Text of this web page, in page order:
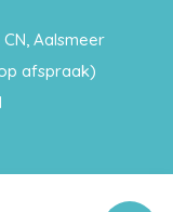
Aalsmeer
afspraak)